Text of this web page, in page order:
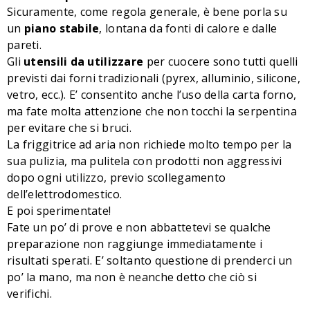
Sicuramente, come regola generale, è bene porla su
un piano stabile, lontana da fonti di calore e dalle
pareti.
Gli utensili da utilizzare per cuocere sono tutti quelli
previsti dai forni tradizionali (pyrex, alluminio, silicone,
vetro, ecc.). E’ consentito anche l’uso della carta forno,
ma fate molta attenzione che non tocchi la serpentina
per evitare che si bruci.
La friggitrice ad aria non richiede molto tempo per la
sua pulizia, ma pulitela con prodotti non aggressivi
dopo ogni utilizzo, previo scollegamento
dell’elettrodomestico.
E poi sperimentate!
Fate un po’ di prove e non abbattetevi se qualche
preparazione non raggiunge immediatamente i
risultati sperati. E’ soltanto questione di prenderci un
po’ la mano, ma non è neanche detto che ciò si
verifichi.